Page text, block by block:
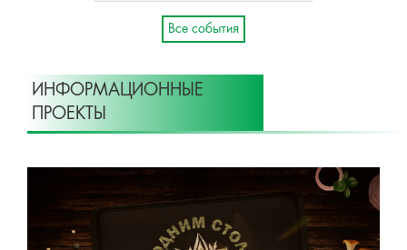
Все события
ИНФОРМАЦИОННЫЕ
ПРОЕКТЫ